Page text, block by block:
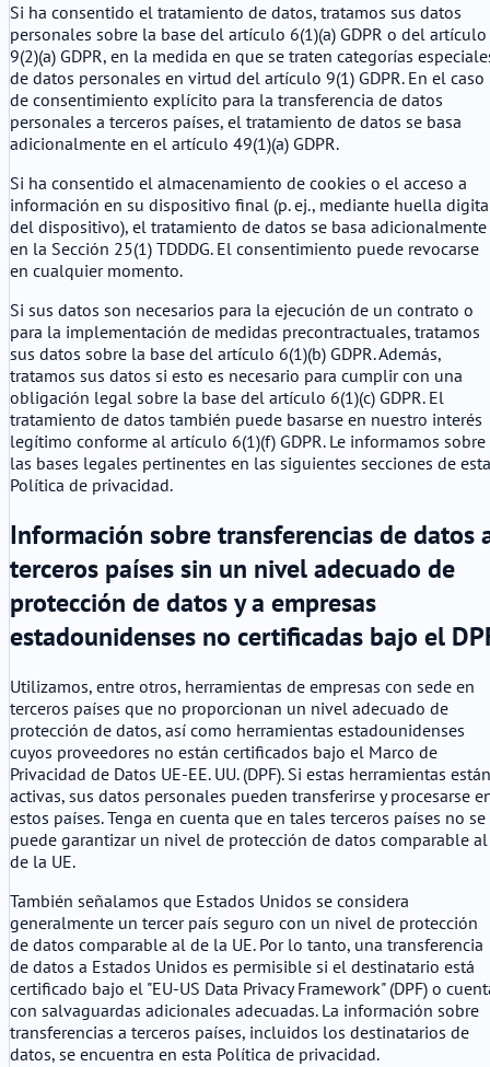
Si ha consentido el tratamiento de datos, tratamos sus datos
personales sobre la base del artículo 6(1)(a) GDPR o del artículo
9(2)(a) GDPR, en la medida en que se traten categorías
de datos personales en virtud del artículo 9(1) GDPR. En el caso
de consentimiento explícito para la transferencia de datos
personales a terceros países, el tratamiento de datos se basa
adicionalmente en el artículo 49(1)(a) GDPR.
Si ha consentido el almacenamiento de cookies o el acceso a
información en su dispositivo final (p. ej., mediante huella
del dispositivo), el tratamiento de datos se basa adicionalmente
en la Sección 25(1) TDDDG. El consentimiento puede revocarse
en cualquier momento.
Si sus datos son necesarios para la ejecución de un contrato o
para la implementación de medidas precontractuales, tratamos
sus datos sobre la base del artículo 6(1)(b) GDPR. Además,
tratamos sus datos si esto es necesario para cumplir con una
obligación legal sobre la base del artículo 6(1)(c) GDPR. El
tratamiento de datos también puede basarse en nuestro interés
legítimo conforme al artículo 6(1)(f) GDPR. Le informamos sobre
las bases legales pertinentes en las siguientes secciones de esta
Política de privacidad.
Información sobre transferencias de datos
terceros países sin un nivel adecuado de
protección de datos y a empresas
estadounidenses no certificadas bajo el
Utilizamos, entre otros, herramientas de empresas con sede en
terceros países que no proporcionan un nivel adecuado de
protección de datos, así como herramientas estadounidenses
cuyos proveedores no están certificados bajo el Marco de
Privacidad de Datos UE-EE. UU. (DPF). Si estas herramientas están
activas, sus datos personales pueden transferirse y procesarse
estos países. Tenga en cuenta que en tales terceros países no se
puede garantizar un nivel de protección de datos comparable al
de la UE.
También señalamos que Estados Unidos se considera
generalmente un tercer país seguro con un nivel de protección
de datos comparable al de la UE. Por lo tanto, una transferencia
de datos a Estados Unidos es permisible si el destinatario está
certificado bajo el "EU-US Data Privacy Framework" (DPF) o
con salvaguardas adicionales adecuadas. La información sobre
transferencias a terceros países, incluidos los destinatarios de
datos, se encuentra en esta Política de privacidad.